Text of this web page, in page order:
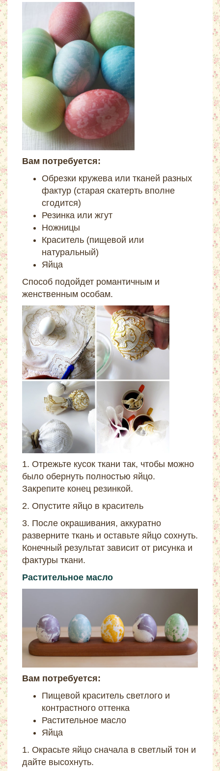
Вам потребуется:
Обрезки кружева или тканей разных
фактур (старая скатерть вполне
сгодится)
Резинка или жгут
Ножницы
Краситель (пищевой или
натуральный)
Яйца
Способ подойдет романтичным и
женственным особам.
1. Отрежьте кусок ткани так, чтобы можно
было обернуть полностью яйцо.
Закрепите конец резинкой.
2. Опустите яйцо в краситель
3. После окрашивания, аккуратно
разверните ткань и оставьте яйцо сохнуть.
Конечный результат зависит от рисунка и
фактуры ткани.
Растительное масло
Вам потребуется:
Пищевой краситель светлого и
контрастного оттенка
Растительное масло
Яйца
1. Окрасьте яйцо сначала в светлый тон и
дайте высохнуть.